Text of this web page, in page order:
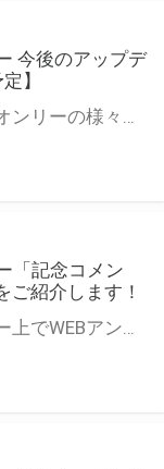
今後のアップデ
】
とらのあなでは、WEBオンリーの様々な支援を実施しています。 今回は2021年9月に実装を予定しているアップデート情報についてご紹介いたします。 とらのあなWEBオンリーサイトはこちら
「記念コメン
ご紹介します！
とらのあなWEBオンリー上でWEBアンソロジーが作成できる「記念コメント」について、その使い方や作成手順を解説します！ 支援タイプを「サークル参加型」「サークル参加型・マルシェ(イベント会場)機能付き」でお申し込みいただいている主催者様はぜひご活用ください♪ とらのあなWEBオンリーサイトはこちら